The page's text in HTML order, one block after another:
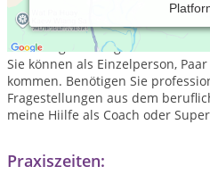
Als Dipl. Psychologe und
Ihnen meine fachliche Erfahrung
Ihrer Fragestellungen zu
Sie können als Einzelperson,
kommen. Benötigen Sie
Fragestellungen aus dem
meine Hiilfe als Coach oder
Praxiszeiten: